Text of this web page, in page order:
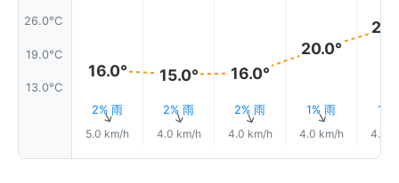
26.0°C
19.0°C
13.0°C
16.0°
2% 雨
↑
5.0 km/h
15.0°
2% 雨
↑
4.0 km/h
16.0°
2% 雨
↑
4.0 km/h
20.0°
1% 雨
↑
4.0 km/h
1%
4.0